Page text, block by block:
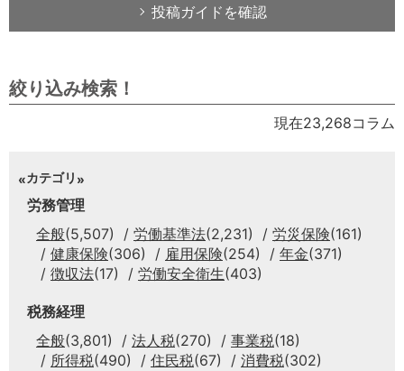
投稿ガイドを確認
絞り込み検索！
現在23,268コラム
カテゴリ
労務管理
全般(5,507) 労働基準法(2,231) 労災保険(161)
健康保険(306) 雇用保険(254) 年金(371)
徴収法(17) 労働安全衛生(403)
税務経理
全般(3,801) 法人税(270) 事業税(18)
所得税(490) 住民税(67) 消費税(302)